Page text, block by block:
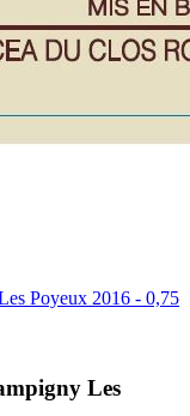
Poyeux 2016 - 0,75
Les